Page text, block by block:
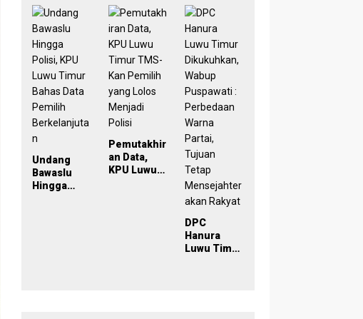
Kampus
Jadi Simpul
Pengawasa
n
Partisipatif
Pemilu
2029
Tekankan
Akurasi
Lewat
Sinergi
Lintas
Lembaga
Bahas
Refleksi
PDPB
Menuju
Pemilu
2029 yang
Inklusif
Undang
Bawaslu
Hingga
Pemutakhir
an Data,
KPU Luwu
DPC
Hanura
Luwu Timur